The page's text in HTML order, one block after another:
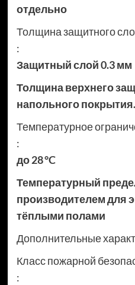
отдельно
Толщина защитного
:
Защитный слой 0.3 мм
Толщина верхнего
напольного покрытия.
Температурное
:
до 28 °C
Температурный
производителем для
тёплыми полами
Дополнительные
Класс пожарной
: